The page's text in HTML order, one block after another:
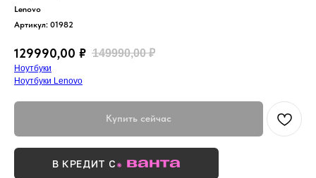
Lenovo
Артикул: 01982
129990,00 ₽ 149990,00 ₽
Ноутбуки
Ноутбуки Lenovo
Купить сейчас
В КРЕДИТ С